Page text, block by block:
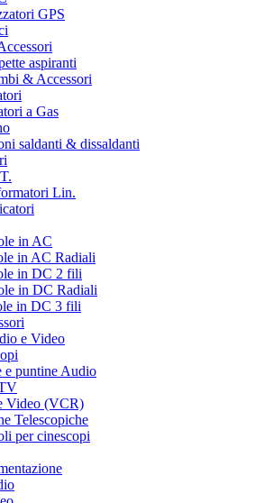
GPS
aspiranti
& Accessori
a Gas
saldanti & dissaldanti
Lin.
in AC
in AC Radiali
in DC 2 fili
in DC Radiali
in DC 3 fili
e Video
e puntine Audio
Video (VCR)
Telescopiche
per cinescopi